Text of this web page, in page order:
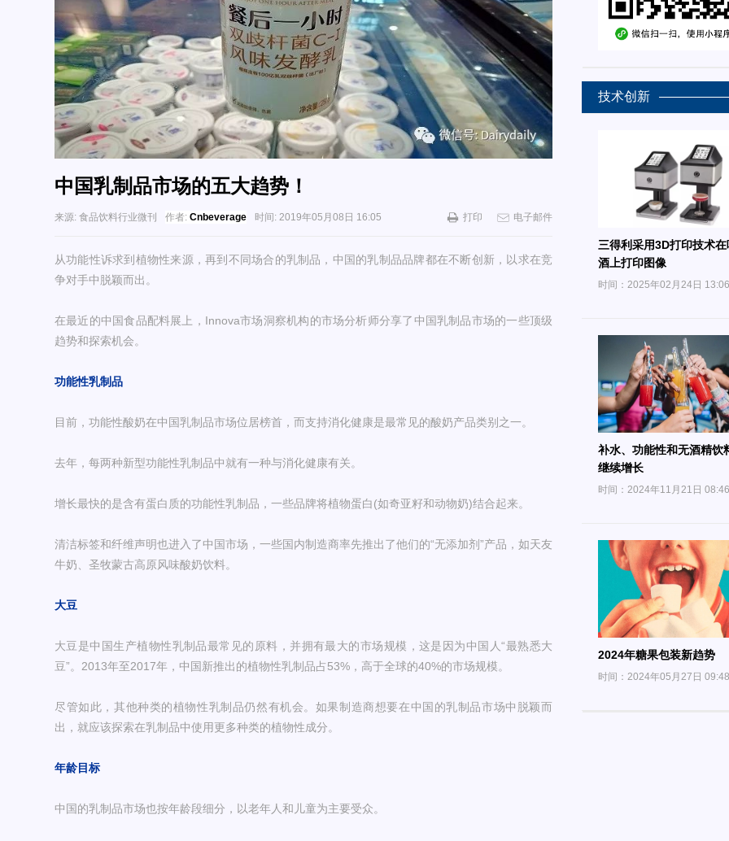
中国乳制品市场的五大趋势！
来源: 食品饮料行业微刊 作者: Cnbeverage 时间: 2019年05月08日 16:05 打印 电子邮件
从功能性诉求到植物性来源，再到不同场合的乳制品，中国的乳制品品牌都在不断创新，以求在竞
争对手中脱颖而出。
在最近的中国食品配料展上，Innova市场洞察机构的市场分析师分享了中国乳制品市场的一些顶级
趋势和探索机会。
功能性乳制品
目前，功能性酸奶在中国乳制品市场位居榜首，而支持消化健康是最常见的酸奶产品类别之一。
去年，每两种新型功能性乳制品中就有一种与消化健康有关。
增长最快的是含有蛋白质的功能性乳制品，一些品牌将植物蛋白(如奇亚籽和动物奶)结合起来。
清洁标签和纤维声明也进入了中国市场，一些国内制造商率先推出了他们的“无添加剂”产品，如天友
牛奶、圣牧蒙古高原风味酸奶饮料。
大豆
大豆是中国生产植物性乳制品最常见的原料，并拥有最大的市场规模，这是因为中国人“最熟悉大
豆”。2013年至2017年，中国新推出的植物性乳制品占53%，高于全球的40%的市场规模。
尽管如此，其他种类的植物性乳制品仍然有机会。如果制造商想要在中国的乳制品市场中脱颖而
出，就应该探索在乳制品中使用更多种类的植物性成分。
年龄目标
中国的乳制品市场也按年龄段细分，以老年人和儿童为主要受众。
技术创新
三得利采用3D打印技术在
酒上打印图像
时间：2025年02月24日 13:06
补水、功能性和无酒精饮
继续增长
时间：2024年11月21日 08:46
2024年糖果包装新趋势
时间：2024年05月27日 09:48